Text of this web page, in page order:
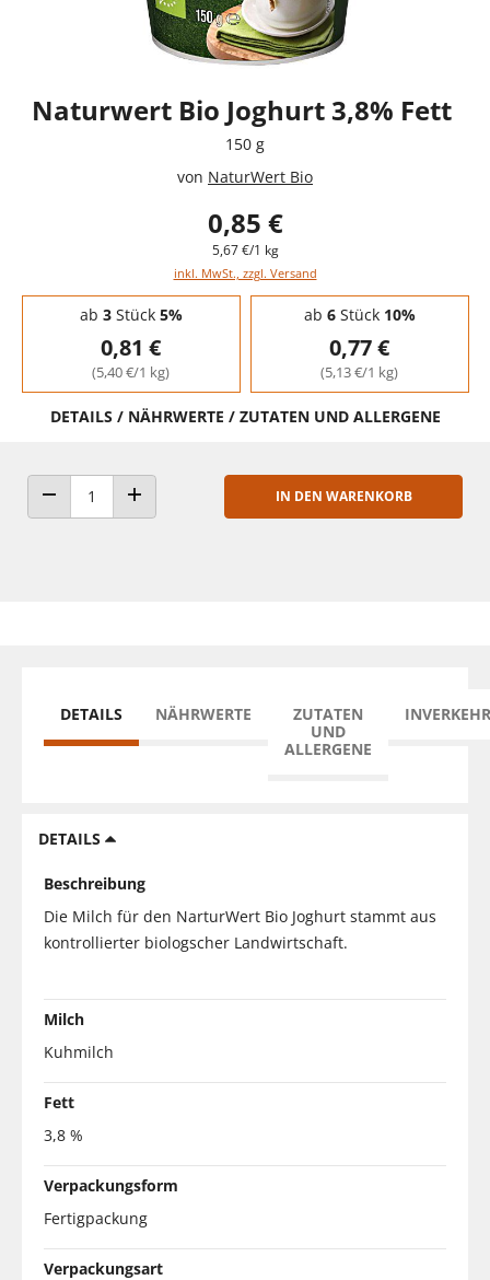
Naturwert Bio Joghurt 3,8% Fett
150 g
von NaturWert Bio
0,85 €
5,67 €/1 kg
inkl. MwSt., zzgl. Versand
Staffelpreise - Mengenrabatt
ab 3Stück 5%
0,81 €
(5,40 €/1 kg)
ab 6Stück 10%
0,77 €
(5,13 €/1 kg)
DETAILS / NÄHRWERTE / ZUTATEN UND ALLERGENE
ANZAHL VERRINGERNANZAHL ERHÖHEN
IN DEN WARENKORB
DETAILS NÄHRWERTE
ZUTATEN
UND
ALLERGENE
DETAILS
Beschreibung
Die Milch für den NarturWert Bio Joghurt stammt aus
kontrollierter biologscher Landwirtschaft.
Milch
Kuhmilch
Fett
3,8 %
Verpackungsform
Fertigpackung
Verpackungsart